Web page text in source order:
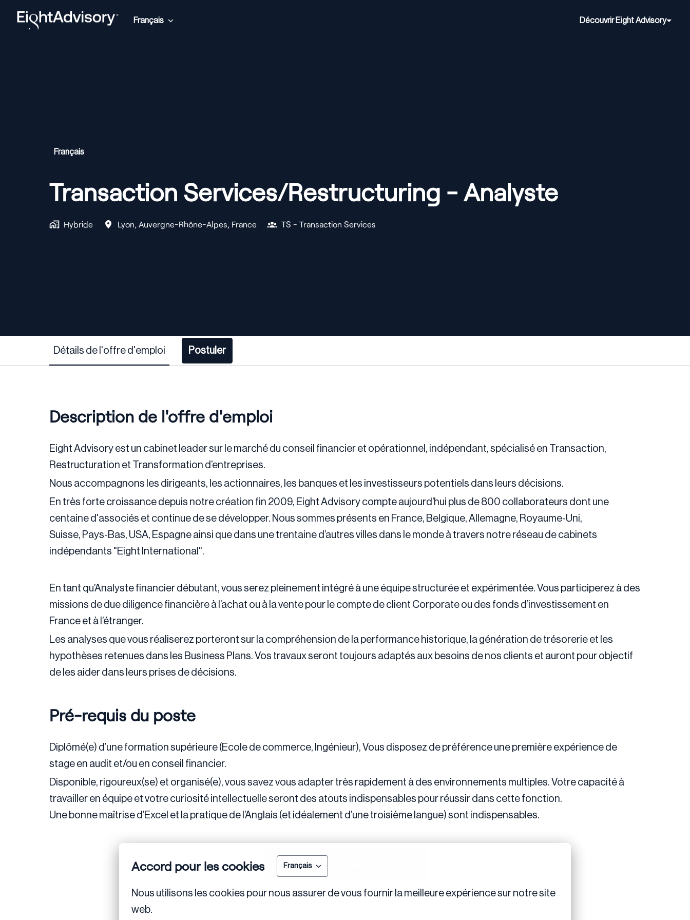
Accord pour les cookies Français
Nous utilisons les cookies pour nous assurer de vous fournir la meilleure expérience sur notre site
web.
contenu
Page d'accueil
Français Découvrir Eight Advisory
Français
Transaction Services/Restructuring - Analyste
Hybride Lyon, Auvergne-Rhône-Alpes, France TS - Transaction Services
Détails de l'offre d'emploi Postuler
Description de l'offre d'emploi
Eight Advisory est un cabinet leader sur le marché du conseil financier et opérationnel, indépendant, spécialisé en Transaction,
Restructuration et Transformation d’entreprises.
Nous accompagnons les dirigeants, les actionnaires, les banques et les investisseurs potentiels dans leurs décisions.
En très forte croissance depuis notre création fin 2009, Eight Advisory compte aujourd’hui plus de 800 collaborateurs dont une
centaine d'associés et continue de se développer. Nous sommes présents en France, Belgique, Allemagne, Royaume-Uni,
Suisse, Pays-Bas, USA, Espagne ainsi que dans une trentaine d’autres villes dans le monde à travers notre réseau de cabinets
indépendants "Eight International".
En tant qu’Analyste financier débutant, vous serez pleinement intégré à une équipe structurée et expérimentée. Vous participerez à des
missions de due diligence financière à l’achat ou à la vente pour le compte de client Corporate ou des fonds d’investissement en
France et à l’étranger.
Les analyses que vous réaliserez porteront sur la compréhension de la performance historique, la génération de trésorerie et les
hypothèses retenues dans les Business Plans. Vos travaux seront toujours adaptés aux besoins de nos clients et auront pour objectif
de les aider dans leurs prises de décisions.
Pré-requis du poste
Diplômé(e) d’une formation supérieure (Ecole de commerce, Ingénieur), Vous disposez de préférence une première expérience de
stage en audit et/ou en conseil financier.
Disponible, rigoureux(se) et organisé(e), vous savez vous adapter très rapidement à des environnements multiples. Votre capacité à
travailler en équipe et votre curiosité intellectuelle seront des atouts indispensables pour réussir dans cette fonction.
Une bonne maîtrise d’Excel et la pratique de l’Anglais (et idéalement d’une troisième langue) sont indispensables.